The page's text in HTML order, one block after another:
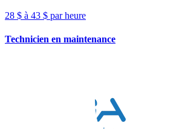
28 $ à 43 $ par heure
Technicien en maintenance